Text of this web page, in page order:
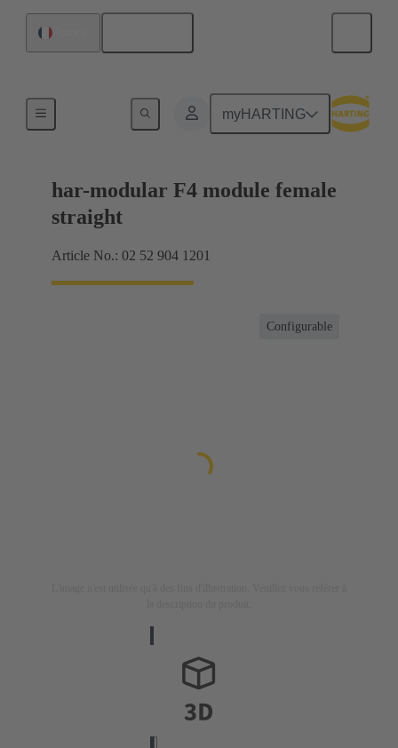
myHARTING
Raccordement carte mère à carte fille
har-modular F4 module female
straight
Article No.: 02 52 904 1201
Configurable